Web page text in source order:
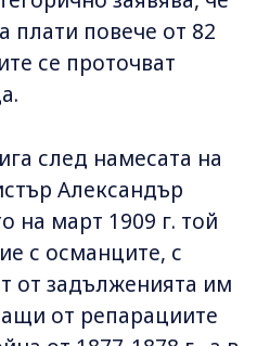
плати повече от 82
се проточват
след намесата на
Александър
на март 1909 г. той
с османците, с
от задълженията им
от репарациите